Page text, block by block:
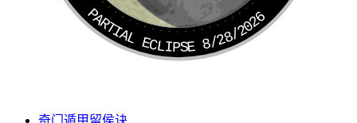
PARTIAL ECLIPSE 8/28/2026
奇门遁甲留侯诀